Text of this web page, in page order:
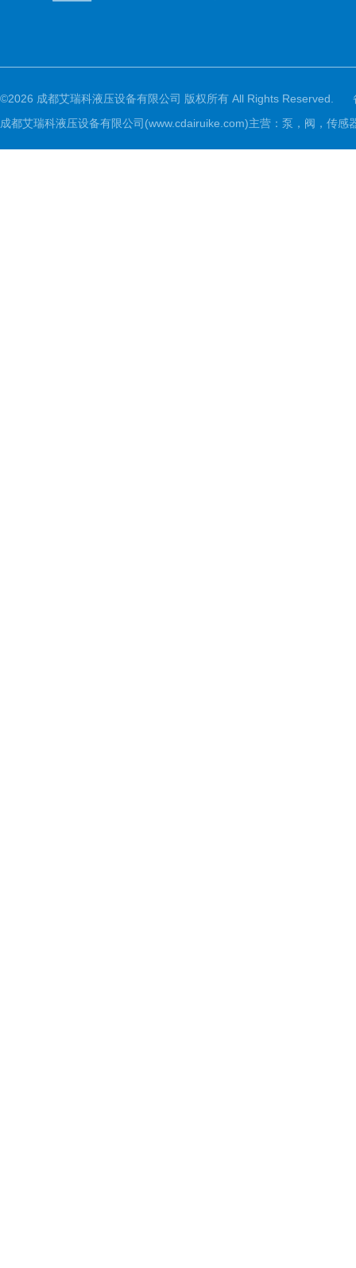
©2026 成都艾瑞科液压设备有限公司 版权所有 All Rights Reserved.
成都艾瑞科液压设备有限公司(www.cdairuike.com)主营：泵，阀，传